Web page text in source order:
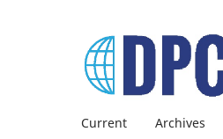
Current Archives